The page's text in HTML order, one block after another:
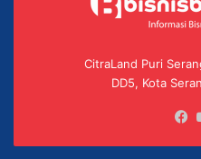
CitraLand Puri
DD5, Kota